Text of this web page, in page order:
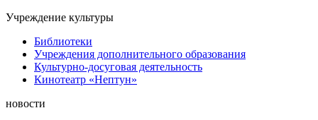
Учреждение культуры
Библиотеки
Учреждения дополнительного образования
Культурно-досуговая деятельность
Кинотеатр «Нептун»
новости